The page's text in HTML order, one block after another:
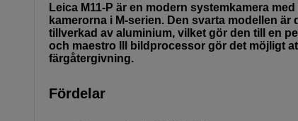
Leica M11-P är en modern systemkamera
kamerorna i M-serien. Den svarta modellen
tillverkad av aluminium, vilket gör den till en
och maestro lll bildprocessor gör det möjligt
färgåtergivning.
Fördelar